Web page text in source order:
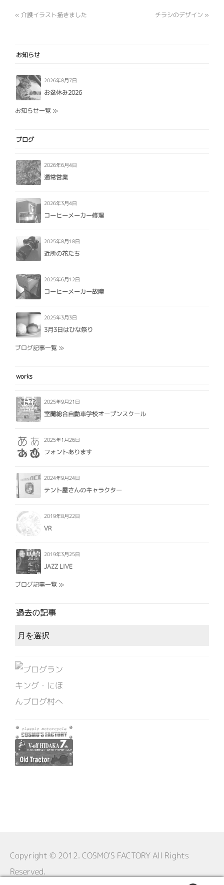
« 介護イラスト描きました チラシのデザイン »
お知らせ
2026年8月7日
お盆休み2026
お知らせ一覧 ≫
ブログ
2026年6月4日
通常営業
2026年3月4日
コーヒーメーカー修理
2025年8月18日
近所の花たち
2025年6月12日
コーヒーメーカー故障
2025年3月3日
3月3日はひな祭り
ブログ記事一覧 ≫
works
2025年9月21日
室蘭総合自動車学校オープンスクール
2025年1月26日
フォントあります
2024年9月24日
テント屋さんのキャラクター
2019年8月22日
VR
2019年3月25日
JAZZ LIVE
ブログ記事一覧 ≫
過去の記事
Copyright © 2012. COSMO'S FACTORY All Rights
Reserved.